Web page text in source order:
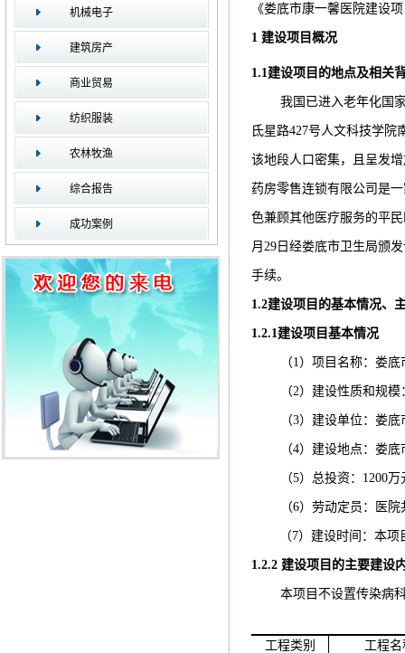
机械电子
建筑房产
商业贸易
纺织服装
农林牧渔
综合报告
成功案例
《娄底市康一馨医院建设
1 建设项目概况
1.1建设项目的地点及相关
我国已进入老年化国
氐星路427号人文科技学院
该地段人口密集，且呈发
药房零售连锁有限公司是
色兼顾其他医疗服务的平
月 29 日 经娄底市卫生局颁
手续。
1.2建设项目的基本情况、
1.2.1建设项目基本情况
（1）项目名称：娄底
（2）建设性质和规
（3）建设单位：娄
（4）建设地点：娄底
（5）总投资： 1200万
（6）劳动定员：医院
（7）建设时间：本项
1.2.2 建设项目的主要建设
本项目不设置传染病
工程类别 工程名